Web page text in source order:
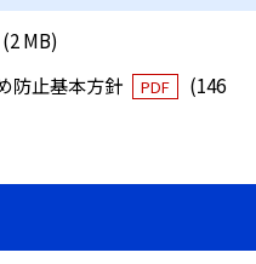
(2 MB)
防止基本方針
PDF
(146